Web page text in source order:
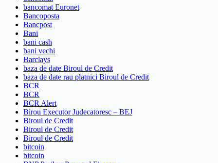
bancomat Euronet
Bancoposta
Bancpost
Bani
bani cash
bani vechi
Barclays
baza de date Biroul de Credit
baza de date rau platnici Biroul de Credit
BCR
BCR
BCR Alert
Birou Executor Judecatoresc – BEJ
Biroul de Credit
Biroul de Credit
Biroul de Credit
bitcoin
bitcoin